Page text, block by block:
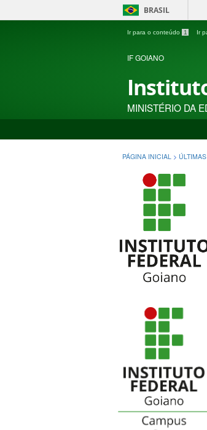
BRASIL
Ir para o conteúdo 1 Ir
IF GOIANO
MINISTÉRIO DA
PÁGINA INICIAL >